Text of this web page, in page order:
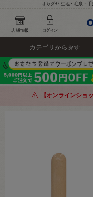
オカダヤ 生地・毛糸・手
カテゴリから探す
【オンラインショ